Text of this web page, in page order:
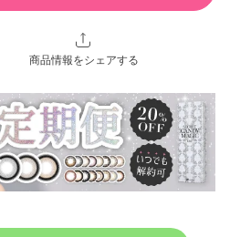
商品情報をシェアする